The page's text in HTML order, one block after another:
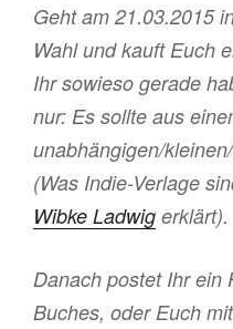
Geht am 21.03.2015
Wahl und kauft Euch
Ihr sowieso gerade
nur: Es sollte aus
unabhängigen/
(Was Indie-Verlage
Wibke Ladwig erklärt).
Danach postet Ihr ein
Buches, oder Euch